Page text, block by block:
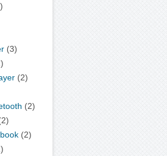
(3)
(2)
(2)
(2)